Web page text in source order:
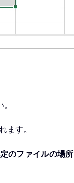
ます。
のファイルの場所